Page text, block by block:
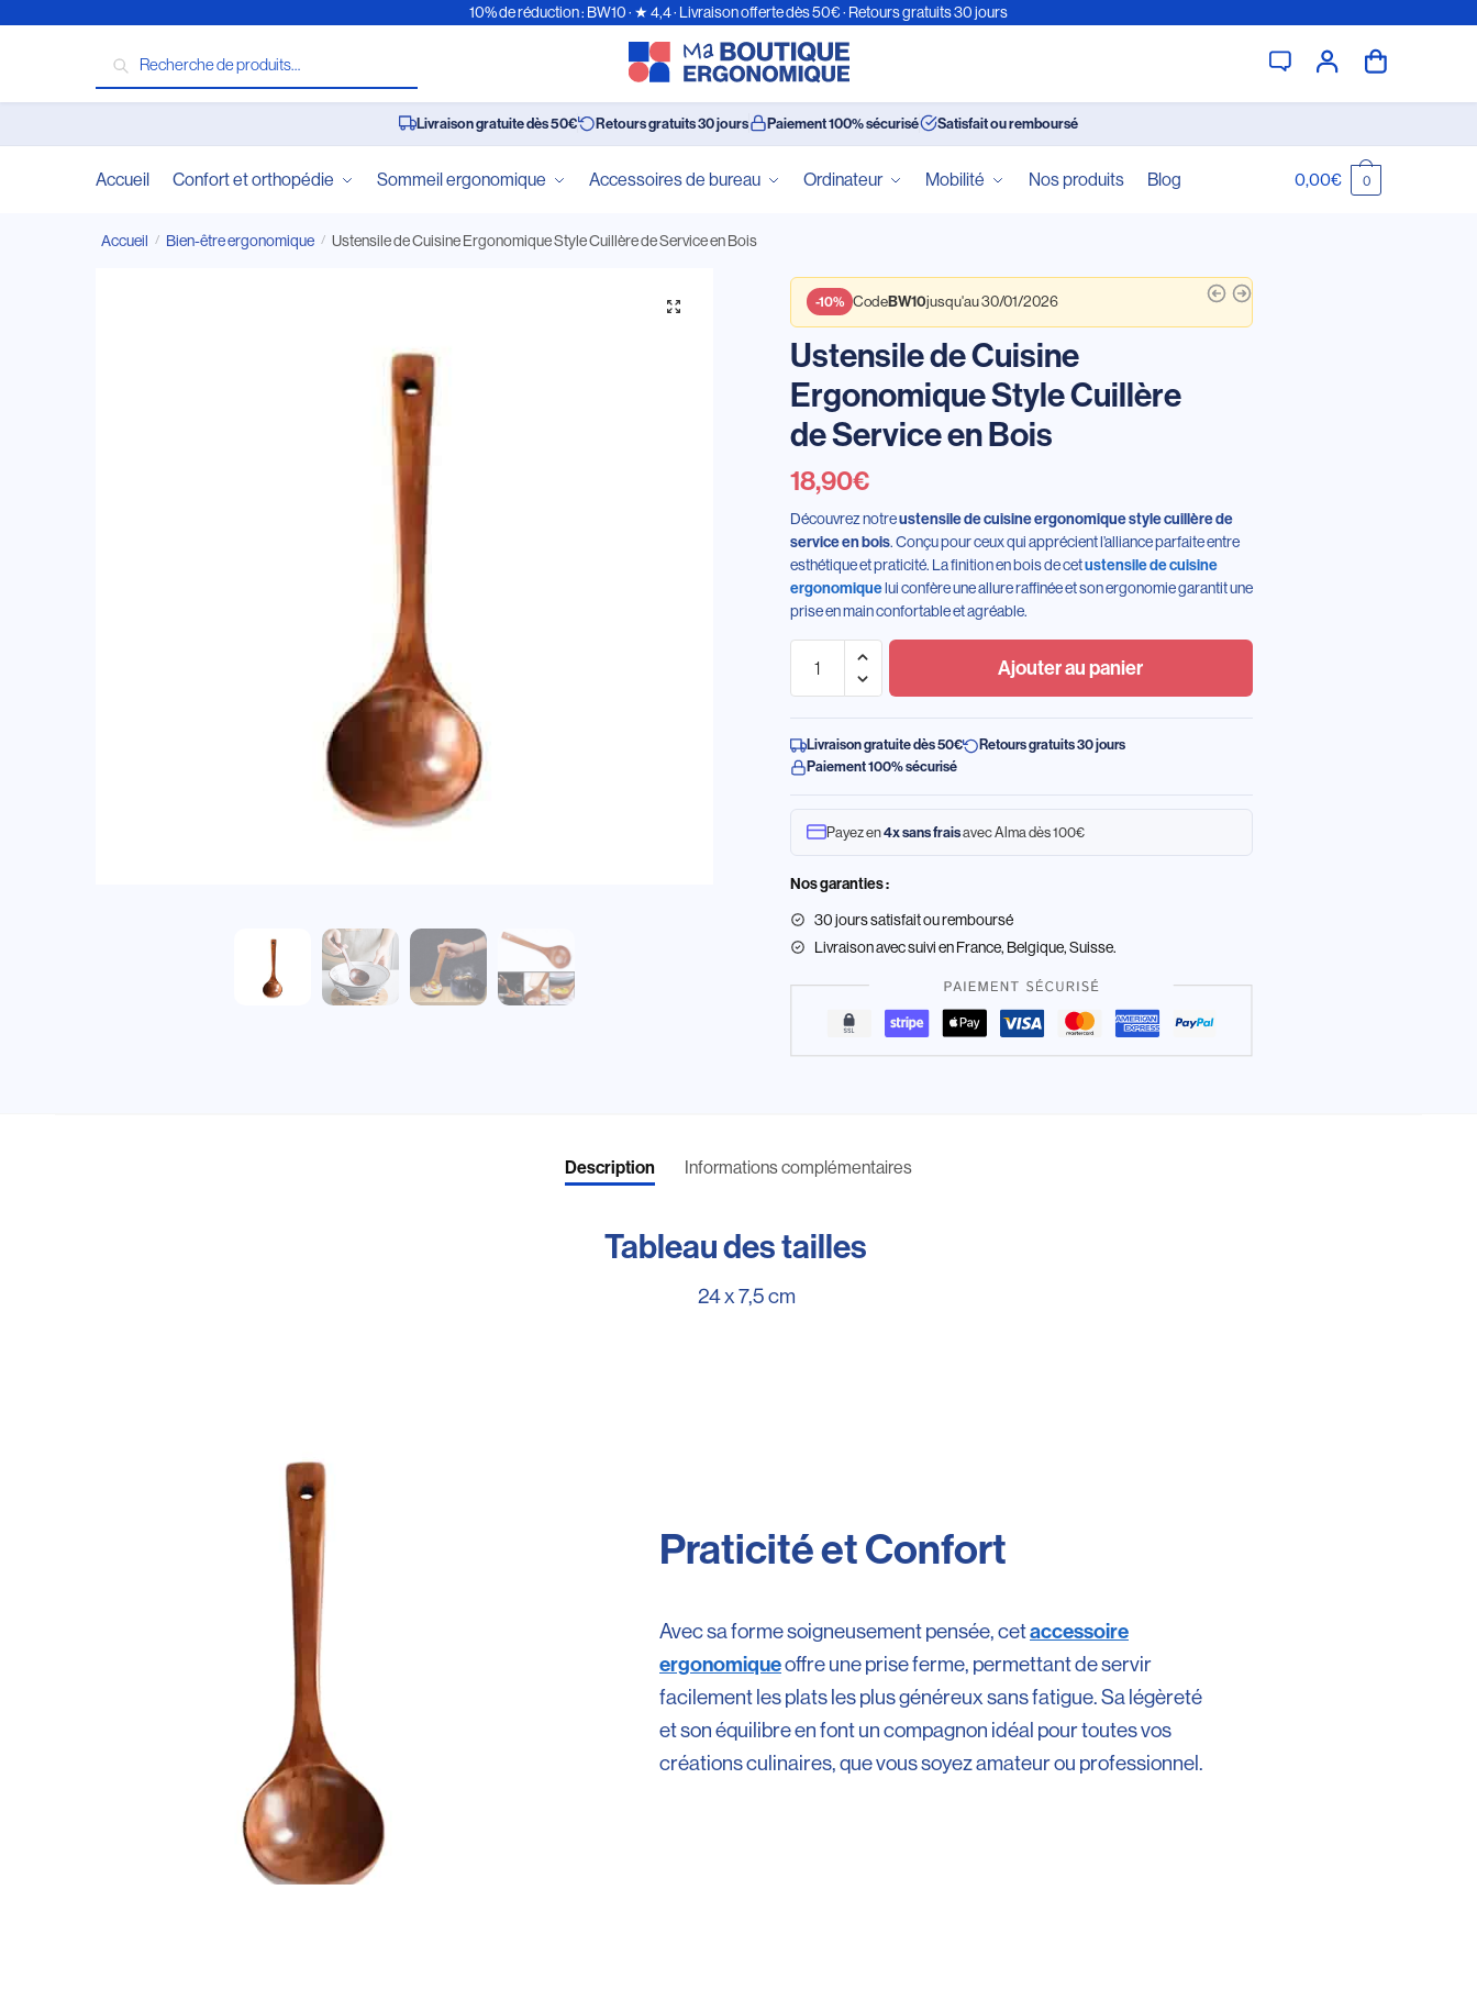
10% de réduction : BW10 · ★ 4,4 · Livraison offerte dès 50€ · Retours gratuits 30 jours
Recherche
Livraison gratuite dès 50€ Retours gratuits 30 jours Paiement 100% sécurisé Satisfait ou remboursé
Accueil Confort et orthopédie Sommeil ergonomique Accessoires de bureau Ordinateur Mobilité Nos produits Blog 0,00€ 0
Accueil / Bien-être ergonomique / Ustensile de Cuisine Ergonomique Style Cuillère de Service en Bois
-10% CodeBW10jusqu'au 30/01/2026
Ustensile de Cuisine
Ergonomique Style Cuillère
de Service en Bois
18,90€
Découvrez notreustensile de cuisine ergonomique style cuillère de
service en bois. Conçu pour ceux qui apprécient l’alliance parfaite entre
esthétique et praticité. La finition en bois de cetustensile de cuisine
ergonomiquelui confère une allure raffinée et son ergonomie garantit une
prise en main confortable et agréable.
Ajouter au panier
Livraison gratuite dès 50€
Retours gratuits 30 jours
Paiement 100% sécurisé
Payez en4x sans fraisavec Alma dès 100€
Nos garanties :
30 jours satisfait ou remboursé
Livraisonavec suivi en France, Belgique, Suisse.
Description Informations complémentaires
Tableau des tailles
24 x 7,5 cm
Praticité et Confort
Avec sa forme soigneusement pensée, cetaccessoire
ergonomiqueoffre une prise ferme, permettant de servir
facilement les plats les plus généreux sans fatigue. Sa légèreté
et son équilibre en font un compagnon idéal pour toutes vos
créations culinaires, que vous soyez amateur ou professionnel.